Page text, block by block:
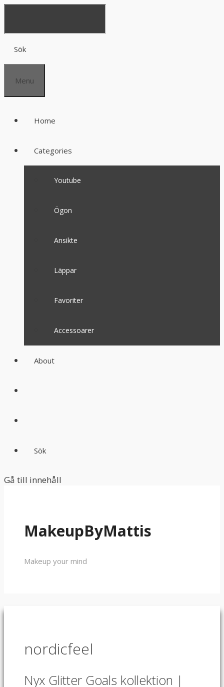
Sök
Menu
Home
Categories
Youtube
Ögon
Ansikte
Läppar
Favoriter
Accessoarer
About
Sök
Gå till innehåll
MakeupByMattis
Makeup your mind
nordicfeel
Nyx Glitter Goals kollektion |